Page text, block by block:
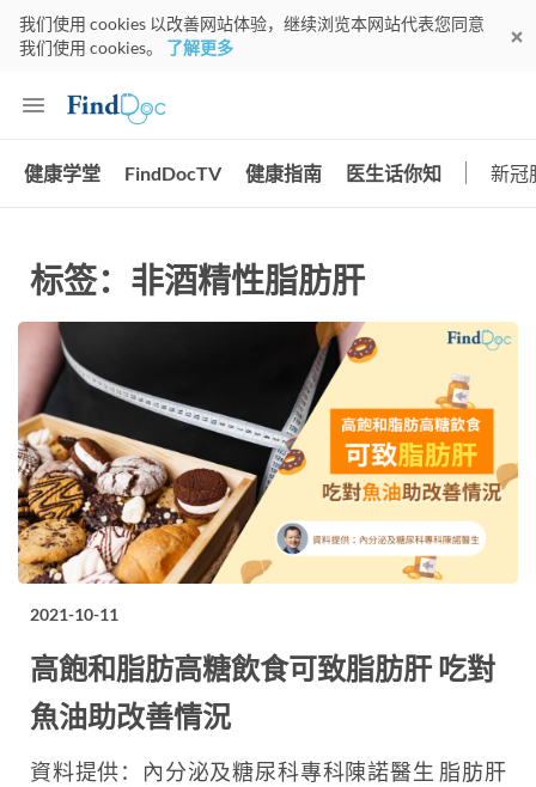
我们使用 cookies 以改善网站体验，继续浏览本网站代表您同意
我们使用 cookies。 了解更多
健康学堂 FindDocTV 健康指南 医生话你知 新冠
标签：非酒精性脂肪肝
2021-10-11
高飽和脂肪高糖飲食可致脂肪肝 吃對
魚油助改善情況
資料提供：內分泌及糖尿科專科陳諾醫生 脂肪肝